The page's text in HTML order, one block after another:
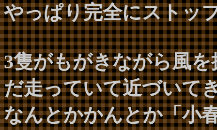
やっぱり完全にストッ
3隻がもがきながら風
だ走っていて近づいて
なんとかかんとか「小